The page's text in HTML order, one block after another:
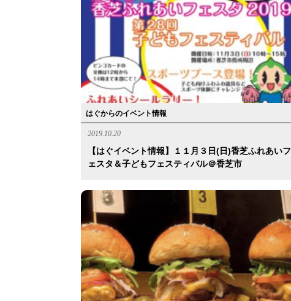
はぐからのイベント情報
2019.10.20
【はぐイベント情報】１１月３日(日)香芝ふれあいフ
ェスタ＆子どもフェスティバル＠香芝市